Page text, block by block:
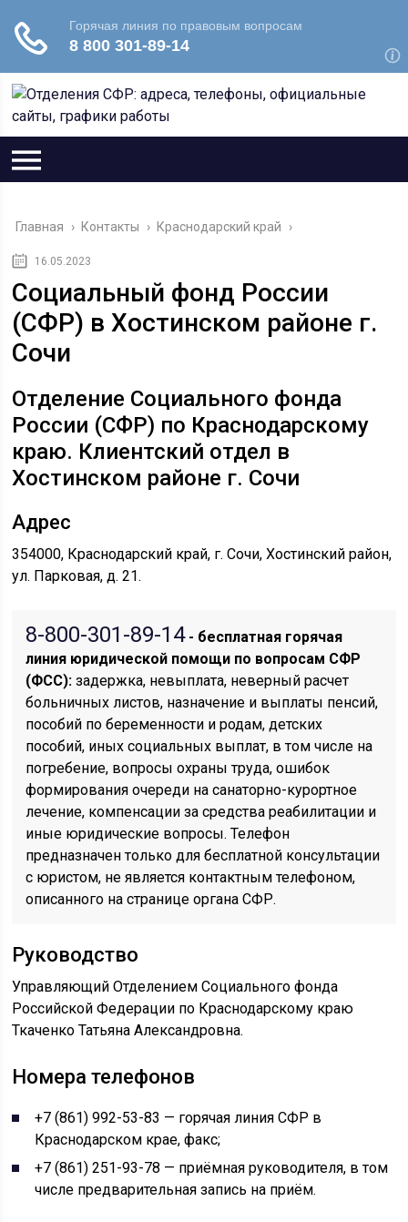
Главная › Контакты › Краснодарский край ›
16.05.2023
Социальный фонд России
(СФР) в Хостинском районе г.
Сочи
Отделение Социального фонда
России (СФР) по Краснодарскому
краю. Клиентский отдел в
Хостинском районе г. Сочи
Адрес
354000, Краснодарский край, г. Сочи, Хостинский район,
ул. Парковая, д. 21.
8-800-301-89-14- бесплатная горячая
линия юридической помощи по вопросам CФР
(ФСС): задержка, невыплата, неверный расчет
больничных листов, назначение и выплаты пенсий,
пособий по беременности и родам, детских
пособий, иных социальных выплат, в том числе на
погребение, вопросы охраны труда, ошибок
формирования очереди на санаторно-курортное
лечение, компенсации за средства реабилитации и
иные юридические вопросы. Телефон
предназначен только для бесплатной консультации
с юристом, не является контактным телефоном,
описанного на странице органа СФР.
Руководство
Управляющий Отделением Социального фонда
Российской Федерации по Краснодарскому краю
Ткаченко Татьяна Александровна.
Номера телефонов
+7 (861) 992-53-83 — горячая линия СФР в
Краснодарском крае, факс;
+7 (861) 251-93-78 — приёмная руководителя, в том
числе предварительная запись на приём.